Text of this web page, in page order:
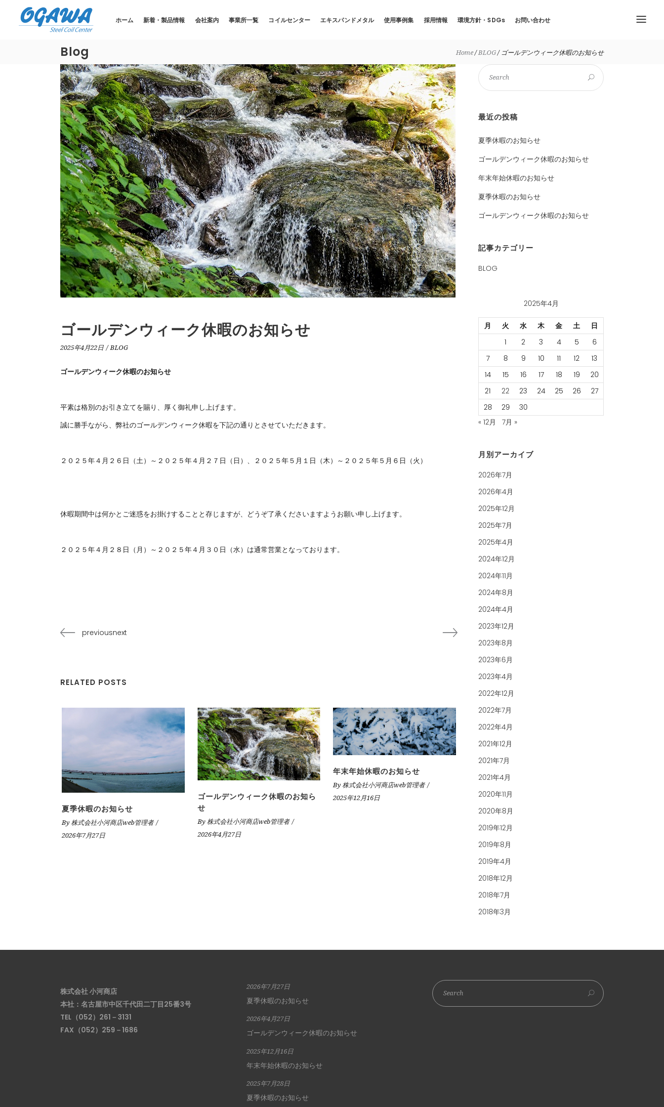
ホーム 新着・製品情報 会社案内 事業所一覧 コイルセンター エキスパンドメタル 使用事例集 採用情報 環境方針・SDGs お問い合わせ
Blog Home BLOG ゴールデンウィーク休暇のお知らせ
ゴールデンウィーク休暇のお知らせ
2025年4月22日 BLOG
ゴールデンウィーク休暇のお知らせ
平素は格別のお引き立てを賜り、厚く御礼申し上げます。
誠に勝手ながら、弊社のゴールデンウィーク休暇を下記の通りとさせていただきます。
２０２５年４月２６日（土）～２０２５年４月２７日（日）、２０２５年５月１日（木）～２０２５年５月６日（火）
休暇期間中は何かとご迷惑をお掛けすることと存じますが、どうぞ了承くださいますようお願い申し上げます。
２０２５年４月２８日（月）～２０２５年４月３０日（水）は通常営業となっております。
previousnext
RELATED POSTS
夏季休暇のお知らせ
By 株式会社小河商店web管理者
2026年7月27日
ゴールデンウィーク休暇のお知ら
せ
By 株式会社小河商店web管理者
2026年4月27日
年末年始休暇のお知らせ
By 株式会社小河商店web管理者
2025年12月16日
最近の投稿
夏季休暇のお知らせ
ゴールデンウィーク休暇のお知らせ
年末年始休暇のお知らせ
夏季休暇のお知らせ
ゴールデンウィーク休暇のお知らせ
記事カテゴリー
BLOG
2025年4月
月 火 水 木 金 土
日
1
2 3 4 5
6
7
8 9 10 11 12
13
14
15 16 17 18 19
20
21
22 23 24 25 26
27
28
29
30
« 12月
7月 »
月別アーカイブ
2026年7月
2026年4月
2025年12月
2025年7月
2025年4月
2024年12月
2024年11月
2024年8月
2024年4月
2023年12月
2023年8月
2023年6月
2023年4月
2022年12月
2022年7月
2022年4月
2021年12月
2021年7月
2021年4月
2020年11月
2020年8月
2019年12月
2019年8月
2019年4月
2018年12月
2018年7月
2018年3月
株式会社 小河商店
本社：名古屋市中区千代田二丁目25番3号
TEL（052）261－3131
FAX（052）259－1686
2026年7月27日
夏季休暇のお知らせ
2026年4月27日
ゴールデンウィーク休暇のお知らせ
2025年12月16日
年末年始休暇のお知らせ
2025年7月28日
夏季休暇のお知らせ